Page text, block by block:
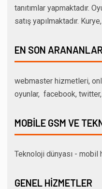
tanıtımlar yapmaktadır.
satış yapılmaktadır.
EN SON ARANANLAR
webmaster hizmetleri,
oyunlar, facebook,
MOBILE GSM VE
Teknoloji dünyası - mobil
GENEL HIZMETLER